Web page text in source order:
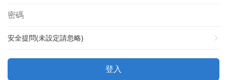
安全提問(未設定請忽略)
登入